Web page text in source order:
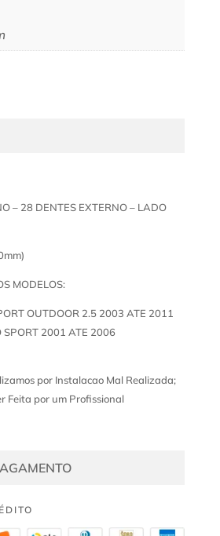
– 28 DENTES EXTERNO – LADO
MODELOS:
OUTDOOR 2.5 2003 ATE 2011
SPORT 2001 ATE 2006
por Instalacao Mal Realizada;
Feita por um Profissional